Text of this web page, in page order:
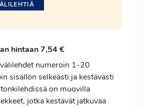
hintaan 7,54 €
numeroin 1-20
sisällön selkeästi ja kestävästi
on muovilla
jotka kestävät jatkuvaa